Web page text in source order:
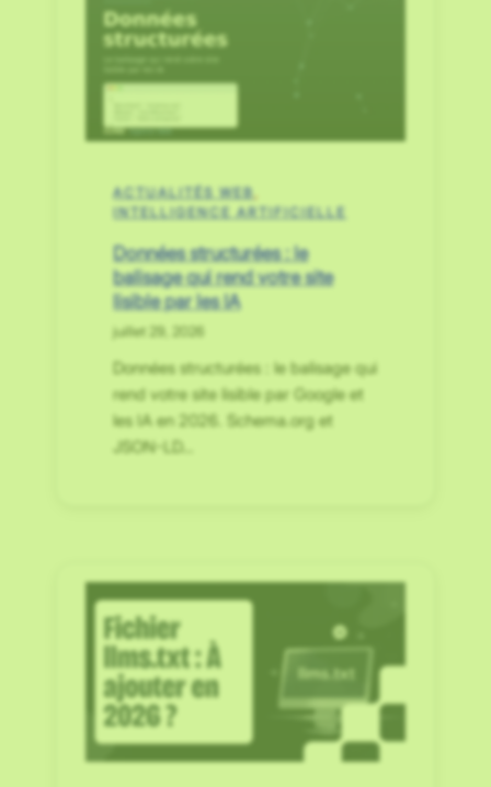
ACTUALITÉS WEB
INTELLIGENCE ARTIFICIELLE
Données structurées : le
balisage qui rend votre site
lisible par les IA
juillet 29, 2026
Données structurées : le balisage qui
rend votre site lisible par Google et
les IA en 2026. Schema.org et
JSON-LD…